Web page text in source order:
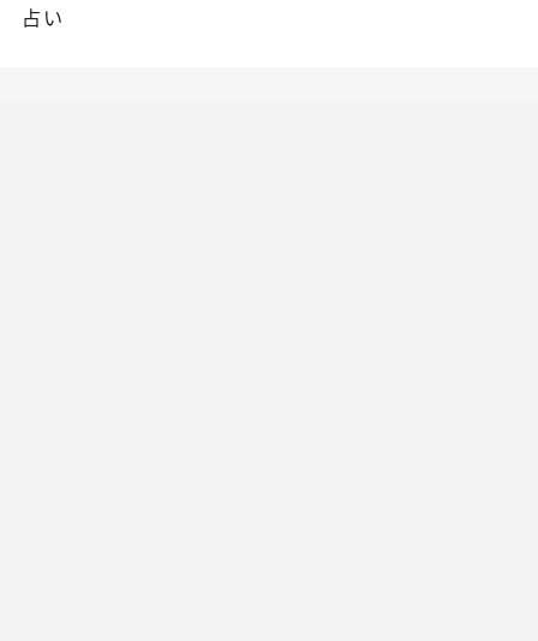
占い